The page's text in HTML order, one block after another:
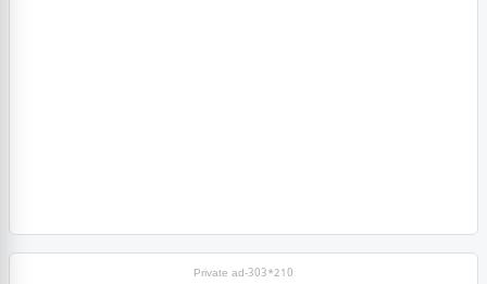
Private ad-303*210